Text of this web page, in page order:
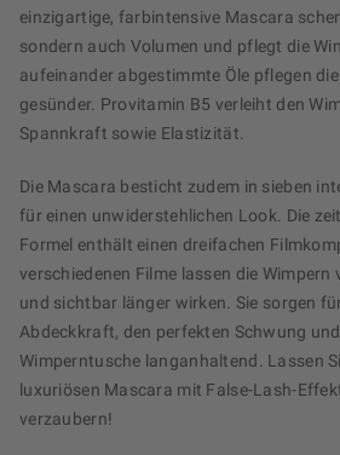
einzigartige, farbintensive Mascara
sondern auch Volumen und pflegt die
aufeinander abgestimmte Öle pflegen
gesünder. Provitamin B5 verleiht den
Spannkraft sowie Elastizität.
Die Mascara besticht zudem in sieben
für einen unwiderstehlichen Look. Die
Formel enthält einen dreifachen
verschiedenen Filme lassen die Wimpern
und sichtbar länger wirken. Sie sorgen
Abdeckkraft, den perfekten Schwung
Wimperntusche langanhaltend. Lassen
luxuriösen Mascara mit False-Lash-
verzaubern!